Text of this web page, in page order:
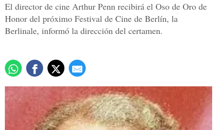
El director de cine Arthur Penn recibirá el Oso de Oro de
Honor del próximo Festival de Cine de Berlín, la
Berlinale, informó la dirección del certamen.